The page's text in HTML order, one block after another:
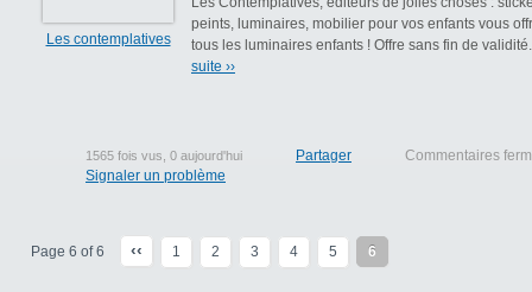
Les contemplatives
peints, luminaires, mobilier pour vos enfants vous
tous les luminaires enfants ! Offre sans fin de
suite ››
1565 fois vus, 0 aujourd'hui Partager
Commentaires
Signaler un problème
Page 6 of 6 ‹‹ 1 2 3 4 5 6